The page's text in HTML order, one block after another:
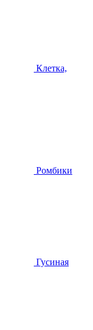
Клетка,
Ромбики
Гусиная